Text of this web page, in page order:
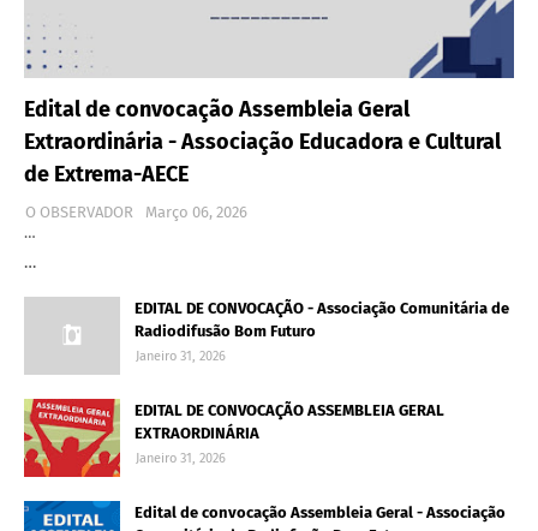
Edital de convocação Assembleia Geral
Extraordinária - Associação Educadora e Cultural
de Extrema-AECE
O OBSERVADOR
Março 06, 2026
…
…
EDITAL DE CONVOCAÇÃO - Associação Comunitária de
Radiodifusão Bom Futuro
Janeiro 31, 2026
EDITAL DE CONVOCAÇÃO ASSEMBLEIA GERAL
EXTRAORDINÁRIA
Janeiro 31, 2026
Edital de convocação Assembleia Geral - Associação